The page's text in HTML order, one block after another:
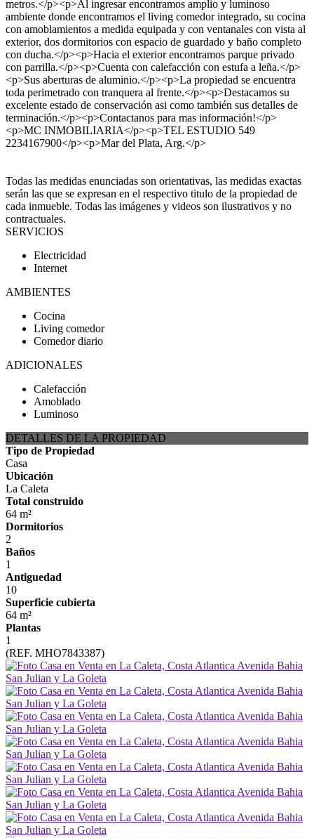
metros.</p><p>Al ingresar encontramos amplio y luminoso
ambiente donde encontramos el living comedor integrado, su cocina
con amoblamientos a medida equipada y con ventanales con vista al
exterior, dos dormitorios con espacio de guardado y baño completo
con ducha.</p><p>Hacia el exterior encontramos parque privado
con parrilla.</p><p>Cuenta con calefacción con estufa a leña.</p>
<p>Sus aberturas de aluminio.</p><p>La propiedad se encuentra
toda perimetrado con tranquera al frente.</p><p>Destacamos su
excelente estado de conservación asi como también sus detalles de
terminación.</p><p>Contactanos para mas información!</p>
<p>MC INMOBILIARIA</p><p>TEL ESTUDIO 549
2234167900</p><p>Mar del Plata, Arg.</p>
Todas las medidas enunciadas son orientativas, las medidas exactas
serán las que se expresan en el respectivo titulo de la propiedad de
cada inmueble. Todas las imágenes y videos son ilustrativos y no
contractuales.
SERVICIOS
Electricidad
Internet
AMBIENTES
Cocina
Living comedor
Comedor diario
ADICIONALES
Calefacción
Amoblado
Luminoso
DETALLES DE LA PROPIEDAD
Tipo de Propiedad
Casa
Ubicación
La Caleta
Total construido
64 m²
Dormitorios
2
Baños
1
Antiguedad
10
Superficie cubierta
64 m²
Plantas
1
(REF. MHO7843387)